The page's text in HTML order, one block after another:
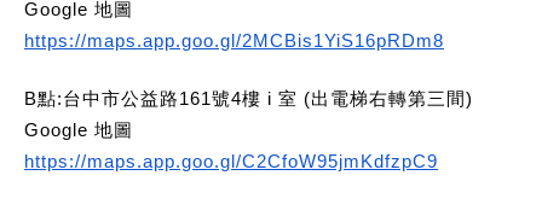
Google 地圖
https://maps.app.goo.gl/2MCBis1YiS16pRDm8
B點:台中市公益路161號4樓 i 室 (出電梯右轉第三間)
Google 地圖
https://maps.app.goo.gl/C2CfoW95jmKdfzpC9